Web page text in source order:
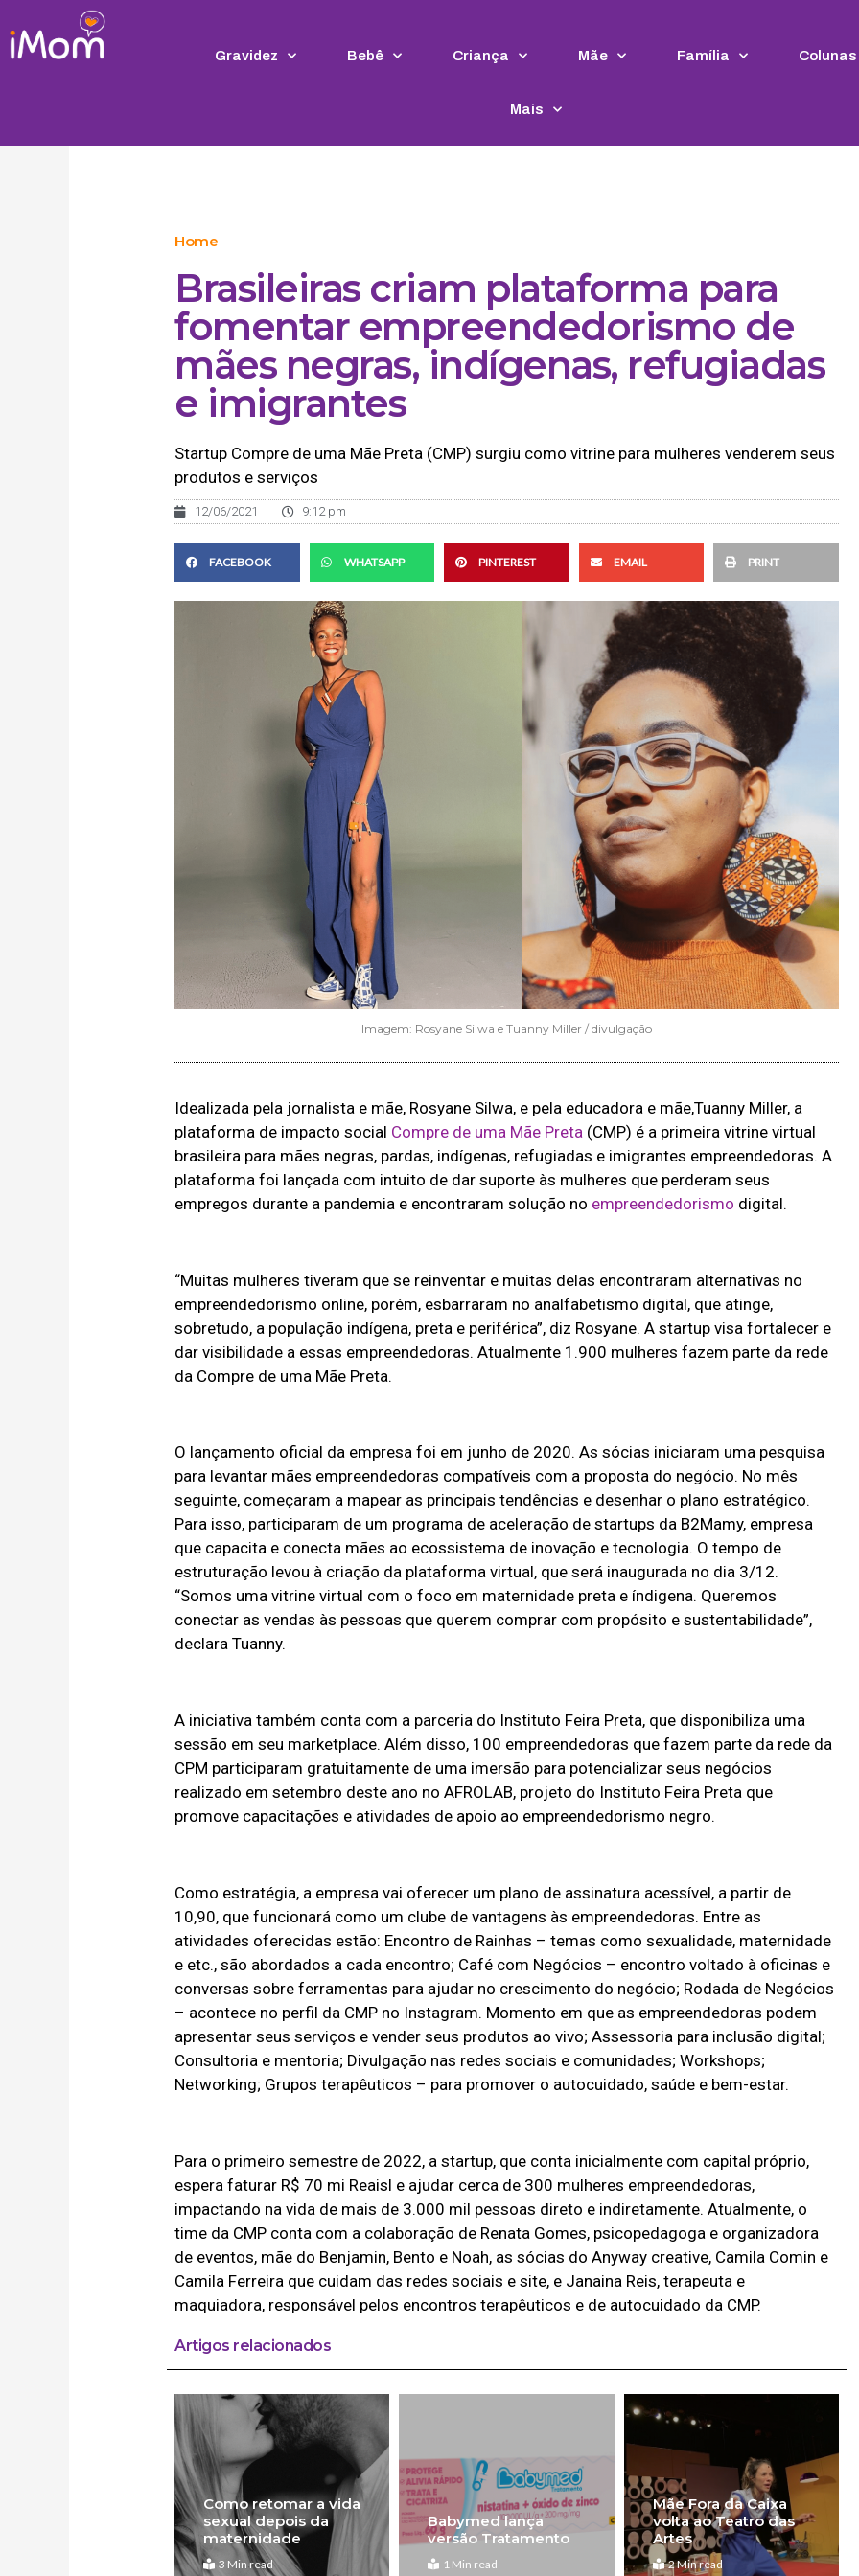
para
Gravidez Bebê Criança Mãe Família Colunas
Mais
Home
Brasileiras criam plataforma para
fomentar empreendedorismo de
mães negras, indígenas, refugiadas
e imigrantes
Startup Compre de uma Mãe Preta (CMP) surgiu como vitrine para mulheres venderem seus
produtos e serviços
12/06/2021 9:12 pm
FACEBOOK WHATSAPP PINTEREST EMAIL PRINT
Imagem: Rosyane Silwa e Tuanny Miller / divulgação
Idealizada pela jornalista e mãe, Rosyane Silwa, e pela educadora e mãe,Tuanny Miller, a
plataforma de impacto social Compre de uma Mãe Preta (CMP) é a primeira vitrine virtual
brasileira para mães negras, pardas, indígenas, refugiadas e imigrantes empreendedoras. A
plataforma foi lançada com intuito de dar suporte às mulheres que perderam seus
empregos durante a pandemia e encontraram solução no empreendedorismo digital.
“Muitas mulheres tiveram que se reinventar e muitas delas encontraram alternativas no
empreendedorismo online, porém, esbarraram no analfabetismo digital, que atinge,
sobretudo, a população indígena, preta e periférica”, diz Rosyane. A startup visa fortalecer e
dar visibilidade a essas empreendedoras. Atualmente 1.900 mulheres fazem parte da rede
da Compre de uma Mãe Preta.
O lançamento oficial da empresa foi em junho de 2020. As sócias iniciaram uma pesquisa
para levantar mães empreendedoras compatíveis com a proposta do negócio. No mês
seguinte, começaram a mapear as principais tendências e desenhar o plano estratégico.
Para isso, participaram de um programa de aceleração de startups da B2Mamy, empresa
que capacita e conecta mães ao ecossistema de inovação e tecnologia. O tempo de
estruturação levou à criação da plataforma virtual, que será inaugurada no dia 3/12.
“Somos uma vitrine virtual com o foco em maternidade preta e índigena. Queremos
conectar as vendas às pessoas que querem comprar com propósito e sustentabilidade”,
declara Tuanny.
A iniciativa também conta com a parceria do Instituto Feira Preta, que disponibiliza uma
sessão em seu marketplace. Além disso, 100 empreendedoras que fazem parte da rede da
CPM participaram gratuitamente de uma imersão para potencializar seus negócios
realizado em setembro deste ano no AFROLAB, projeto do Instituto Feira Preta que
promove capacitações e atividades de apoio ao empreendedorismo negro.
Como estratégia, a empresa vai oferecer um plano de assinatura acessível, a partir de
10,90, que funcionará como um clube de vantagens às empreendedoras. Entre as
atividades oferecidas estão: Encontro de Rainhas – temas como sexualidade, maternidade
e etc., são abordados a cada encontro; Café com Negócios – encontro voltado à oficinas e
conversas sobre ferramentas para ajudar no crescimento do negócio; Rodada de Negócios
– acontece no perfil da CMP no Instagram. Momento em que as empreendedoras podem
apresentar seus serviços e vender seus produtos ao vivo; Assessoria para inclusão digital;
Consultoria e mentoria; Divulgação nas redes sociais e comunidades; Workshops;
Networking; Grupos terapêuticos – para promover o autocuidado, saúde e bem-estar.
Para o primeiro semestre de 2022, a startup, que conta inicialmente com capital próprio,
espera faturar R$ 70 mi Reaisl e ajudar cerca de 300 mulheres empreendedoras,
impactando na vida de mais de 3.000 mil pessoas direto e indiretamente. Atualmente, o
time da CMP conta com a colaboração de Renata Gomes, psicopedagoga e organizadora
de eventos, mãe do Benjamin, Bento e Noah, as sócias do Anyway creative, Camila Comin e
Camila Ferreira que cuidam das redes sociais e site, e Janaina Reis, terapeuta e
maquiadora, responsável pelos encontros terapêuticos e de autocuidado da CMP.
Artigos relacionados
Como retomar a vida
sexual depois da
maternidade
3 Min read
Babymed lança
versão Tratamento
1 Min read
Mãe Fora da Caixa
volta ao Teatro das
Artes
2 Min read